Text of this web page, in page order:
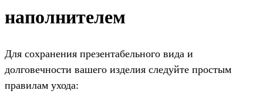
наполнителем
Для сохранения презентабельного вида и
долговечности вашего изделия следуйте простым
правилам ухода: